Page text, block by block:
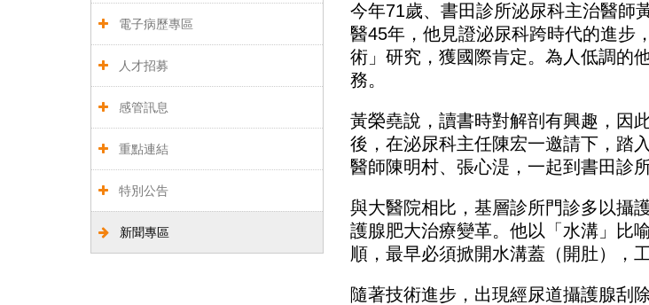
電子病歷專區
人才招募
感管訊息
重點連結
特別公告
新聞專區
今年71歲、書田診所泌尿科主治醫師
醫45年，他見證泌尿科跨時代的進步
術」研究，獲國際肯定。為人低調的
務。
黃榮堯說，讀書時對解剖有興趣，因
後，在泌尿科主任陳宏一邀請下，踏
醫師陳明村、張心湜，一起到書田診所
與大醫院相比，基層診所門診多以攝
護腺肥大治療變革。他以「水溝」比
順，最早必須掀開水溝蓋（開肚），
隨著技術進步，出現經尿道攝護腺刮